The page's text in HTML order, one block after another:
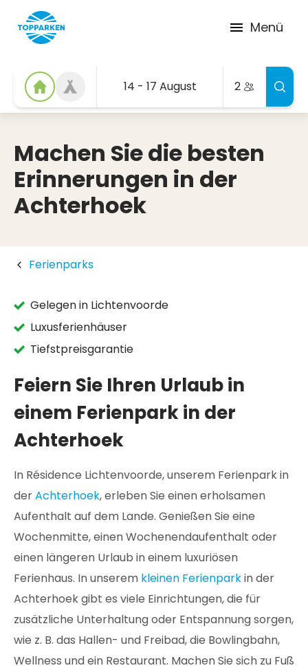
Menü
14 - 17 August 2
Machen Sie die besten
Erinnerungen in der
Achterhoek
Ferienparks
Gelegen in Lichtenvoorde
Luxusferienhäuser
Tiefstpreisgarantie
Feiern Sie Ihren Urlaub in
einem Ferienpark in der
Achterhoek
In Résidence Lichtenvoorde, unserem Ferienpark in
derAchterhoek, erleben Sie einen erholsamen
Aufenthalt auf dem Lande. Genießen Sie eine
Wochenmitte, einen Wochenendaufenthalt oder
einen längeren Urlaub in einem luxuriösen
Ferienhaus. In unserem kleinen Ferienparkin der
Achterhoek gibt es viele Einrichtungen, die für
zusätzliche Unterhaltung oder Entspannung sorgen,
wie z. B. das Hallen- und Freibad, die Bowlingbahn,
Wellness und ein Restaurant. Machen Sie sich zu Fuß